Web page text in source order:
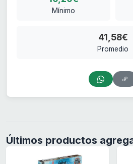
Mínimo
41,58€
Promedio
Últimos productos